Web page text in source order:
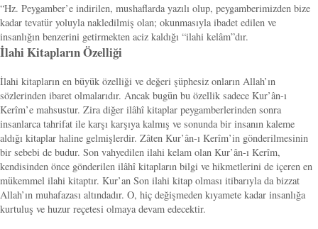
“Hz. Peygamber’e indirilen, mushaflarda yazılı olup, peygamberimizden bize
kadar tevatür yoluyla nakledilmiş olan; okunmasıyla ibadet edilen ve
insanlığın benzerini getirmekten aciz kaldığı “ilahi kelâm”dır.
İlahi Kitapların Özelliği
İlahi kitapların en büyük özelliği ve değeri şüphesiz onların Allah’ın
sözlerinden ibaret olmalarıdır. Ancak bugün bu özellik sadece Kur’ân-ı
Kerîm’e mahsustur. Zira diğer ilâhî kitaplar peygamberlerinden sonra
insanlarca tahrifat ile karşı karşıya kalmış ve sonunda bir insanın kaleme
aldığı kitaplar haline gelmişlerdir. Zâten Kur’ân-ı Kerîm’in gönderilmesinin
bir sebebi de budur. Son vahyedilen ilahi kelam olan Kur’ân-ı Kerîm,
kendisinden önce gönderilen ilâhî kitapların bilgi ve hikmetlerini de içeren en
mükemmel ilahi kitaptır. Kur’an Son ilahi kitap olması itibarıyla da bizzat
Allah’ın muhafazası altındadır. O, hiç değişmeden kıyamete kadar insanlığa
kurtuluş ve huzur reçetesi olmaya devam edecektir.